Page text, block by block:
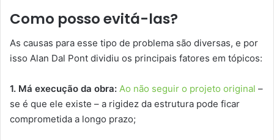
Como posso evitá-las?
As causas para esse tipo de problema são diversas, e por
isso Alan Dal Pont dividiu os principais fatores em tópicos:
1. Má execução da obra: Ao não seguir o projeto original –
se é que ele existe – a rigidez da estrutura pode ficar
comprometida a longo prazo;